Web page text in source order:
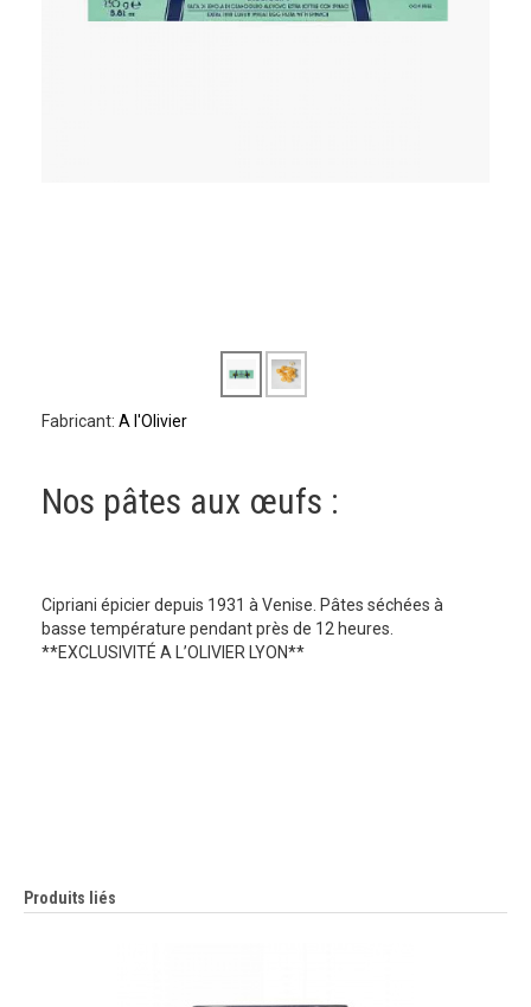
Fabricant: A l'Olivier
Nos pâtes aux œufs :
Cipriani épicier depuis 1931 à Venise. Pâtes séchées à
basse température pendant près de 12 heures.
**EXCLUSIVITÉ A L’OLIVIER LYON**
Produits liés